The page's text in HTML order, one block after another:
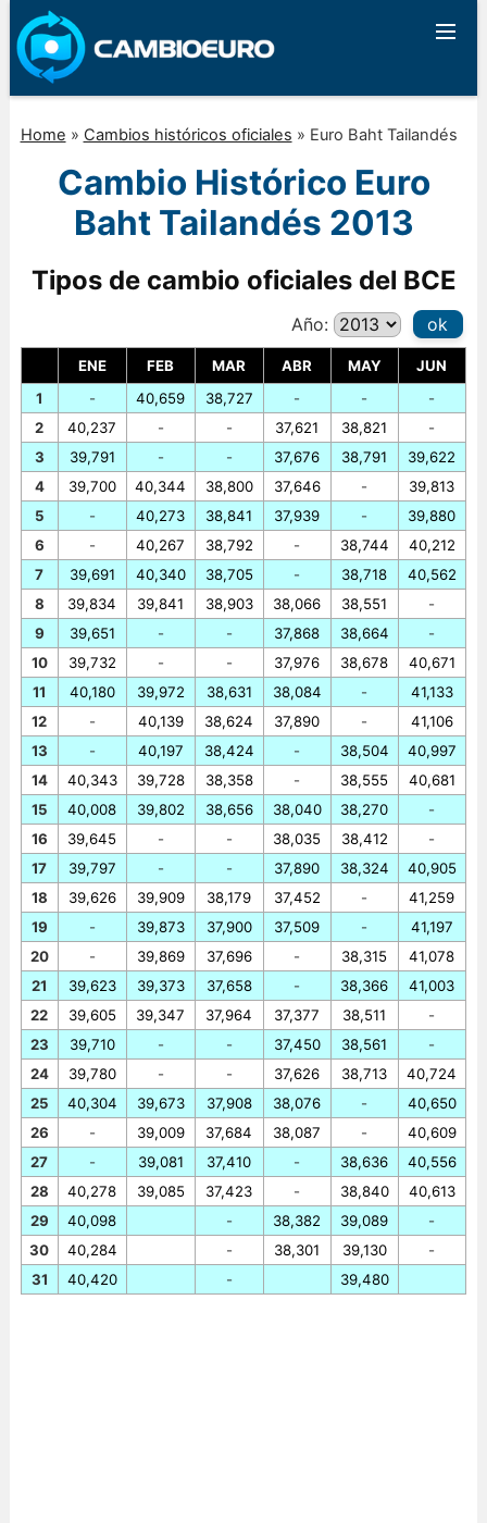
Home » Cambios históricos oficiales » Euro Baht Tailandés
Cambio Histórico Euro
Baht Tailandés 2013
Tipos de cambio oficiales del BCE
Año: ok
ENE FEB MAR ABR MAY
JUN
1
2
3
4
5
6
7
8
9
10
11
12
13
14
15
16
17
18
19
20
21
22
23
24
25
26
27
28
29
30
31
-
40,237
39,791
39,700
-
-
39,691
39,834
39,651
39,732
40,180
-
-
40,343
40,008
39,645
39,797
39,626
-
-
39,623
39,605
39,710
39,780
40,304
-
-
40,278
40,098
40,284
40,420
40,659
-
-
40,344
40,273
40,267
40,340
39,841
-
-
39,972
40,139
40,197
39,728
39,802
-
-
39,909
39,873
39,869
39,373
39,347
-
-
39,673
39,009
39,081
39,085
38,727
-
-
38,800
38,841
38,792
38,705
38,903
-
-
38,631
38,624
38,424
38,358
38,656
-
-
38,179
37,900
37,696
37,658
37,964
-
-
37,908
37,684
37,410
37,423
-
-
-
-
37,621
37,676
37,646
37,939
-
-
38,066
37,868
37,976
38,084
37,890
-
-
38,040
38,035
37,890
37,452
37,509
-
-
37,377
37,450
37,626
38,076
38,087
-
-
38,382
38,301
-
38,821
38,791
-
-
38,744
38,718
38,551
38,664
38,678
-
-
38,504
38,555
38,270
38,412
38,324
-
-
38,315
38,366
38,511
38,561
38,713
-
-
38,636
38,840
39,089
39,130
39,480
-
-
39,622
39,813
39,880
40,212
40,562
-
-
40,671
41,133
41,106
40,997
40,681
-
-
40,905
41,259
41,197
41,078
41,003
-
-
40,724
40,650
40,609
40,556
40,613
-
-